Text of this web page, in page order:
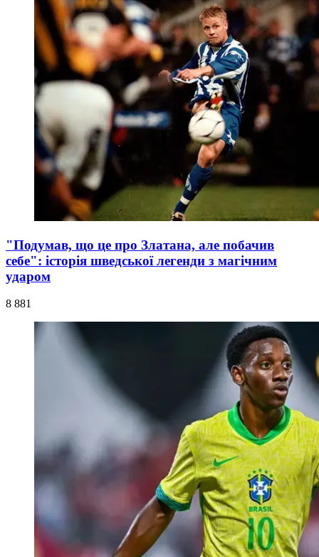
"Подумав, що це про Златана, але побачив
себе": історія шведської легенди з магічним
ударом
8 881